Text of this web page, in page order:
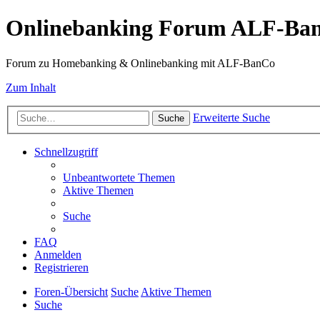
Onlinebanking Forum ALF-
Forum zu Homebanking & Onlinebanking mit ALF-BanCo
Zum Inhalt
Suche Erweiterte Suche
Schnellzugriff
Unbeantwortete Themen
Aktive Themen
Suche
FAQ
Anmelden
Registrieren
Foren-Übersicht SucheAktive Themen
Suche